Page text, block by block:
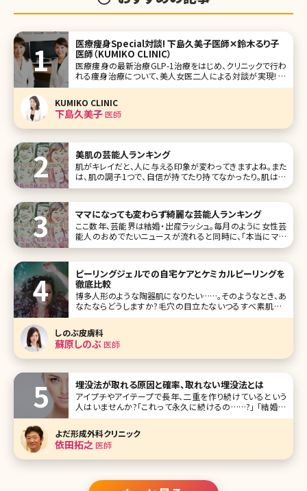
医療痩身Special対談! 下島久美子医師✕鈴木るり子
医師（KUMIKO CLINIC）
医療痩身の最新治療GLP-1治療をはじめ、クリニックで行わ
れる痩身治療について、美人女医二人による対談が実現! 今
や痩身機器治療の要となるクールスカルプティングをいち早
楽町にあるKUMIKO CLINICの下島久美子院長先生と鈴木る
り子先生に最
KUMIKO CLINIC
下島久美子医師
美肌の芸能人ランキング
肌がキレイだと、人に与える印象が変わってきますよね。また
は、肌の調子1つで、自信が持てたり持てなかったり。肌は女
性にとって、目や鼻などのパーツよりも重要なポイントかもし
ング形式に
ママになっても変わらず綺麗な芸能人ランキング
ここ数年、芸能界は結婚・出産ラッシュ。毎月のように女性芸
能人のおめでたいニュースが流れると同時に、「本当にママ
になったの!?」と思わせるようなスタイルや以前と変わらない
今回は「本当に出産した?」「子どもがいるなんて思えない!」、
ママにな
ピーリングジェルでの自宅ケアとケミカルピーリングを
徹底比較
博多人形のような陶器肌になりたい……。そのようなとき、あ
なたならどうしますか?毛穴の目立たないつるすべ素肌は、
大人女子の憧れですよね。ところが、毛穴レスを目指すあま
り、間違ったケアを行い続けて肌トラブルに見舞われてしまっ
たという女性があとを絶ちません。毛穴レスを目指す女性の
心強い味方、それはピ
しのぶ皮膚科
蘇原しのぶ医師
埋没法が取れる原因と確率、取れない埋没法とは
アイプチやアイテープで長年、二重を作り続けているという
人はいませんか?「これって永久に続けるの……?」 「結婚が
決まったらどうしよう」「アイプチを一生買い続けるなら、埋没
法で二重にした方が安いのでは?」そんな悩みをお持ちの方
も多いでしょう。でも、二重埋没法はよく取れて元に戻ってし
まうともいいますよ
よだ形成外科クリニック
依田拓之 医師